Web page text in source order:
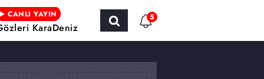
CANLI YAYIN
KaraDeniz
5